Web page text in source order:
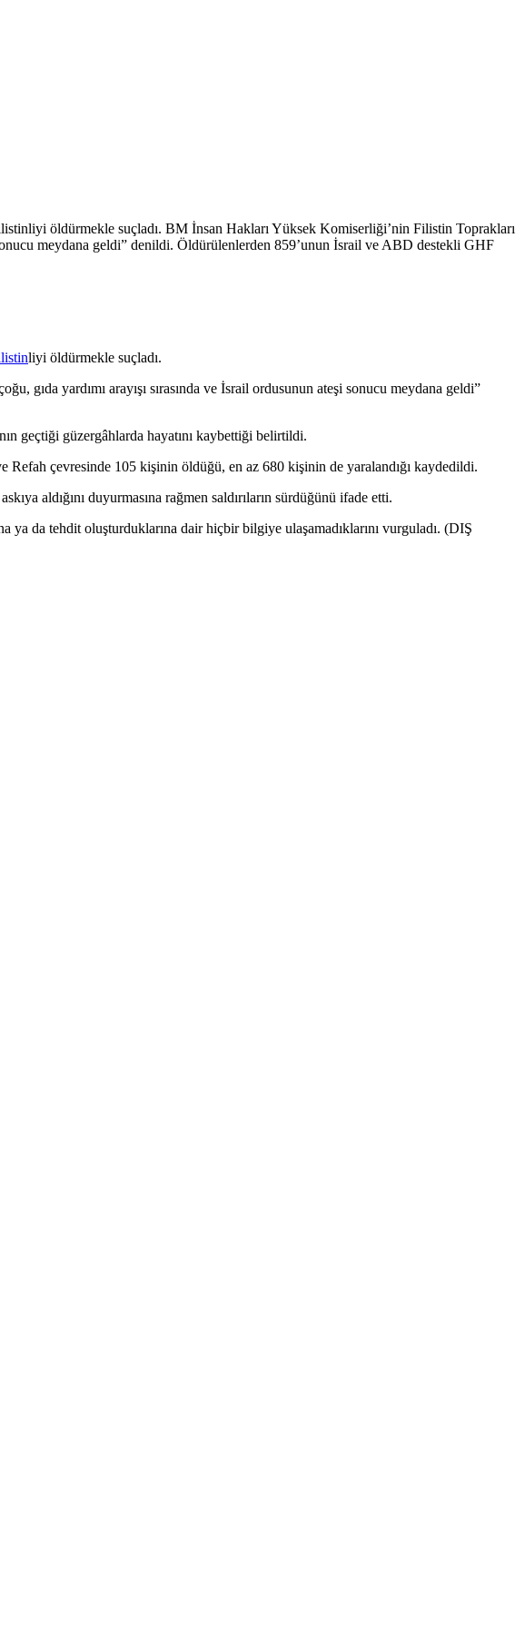
öldürmekle suçladı. BM İnsan Hakları Yüksek Komiserliği’nin Filistin Toprakları
meydana geldi” denildi. Öldürülenlerden 859’unun İsrail ve ABD destekli GHF
liyi öldürmekle suçladı.
gıda yardımı arayışı sırasında ve İsrail ordusunun ateşi sonucu meydana geldi”
geçtiği güzergâhlarda hayatını kaybettiği belirtildi.
çevresinde 105 kişinin öldüğü, en az 680 kişinin de yaralandığı kaydedildi.
aldığını duyurmasına rağmen saldırıların sürdüğünü ifade etti.
da tehdit oluşturduklarına dair hiçbir bilgiye ulaşamadıklarını vurguladı. (DIŞ